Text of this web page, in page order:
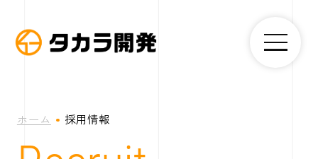
株
タ
メ
ホーム 採用情報